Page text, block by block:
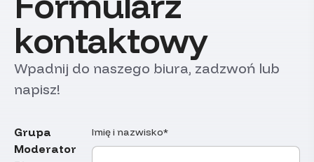
kontaktowy
Wpadnij do naszego biura, zadzwoń lub
napisz!
Grupa
Moderator
Imię i nazwisko*